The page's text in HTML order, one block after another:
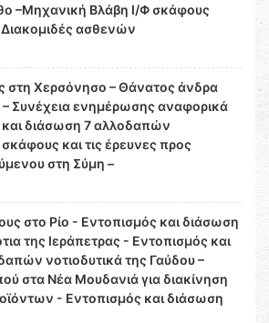
–Μηχανική Βλάβη Ι/Φ σκάφους
ασθενών
στη Χερσόνησο – Θάνατος άνδρα
Συνέχεια ενημέρωσης αναφορικά
και διάσωση 7 αλλοδαπών
και τις έρευνες προς
στη Σύμη –
στο Ρίο - Εντοπισμός και διάσωση
της Ιεράπετρας - Εντοπισμός και
νοτιοδυτικά της Γαύδου –
στα Νέα Μουδανιά για διακίνηση
- Εντοπισμός και διάσωση